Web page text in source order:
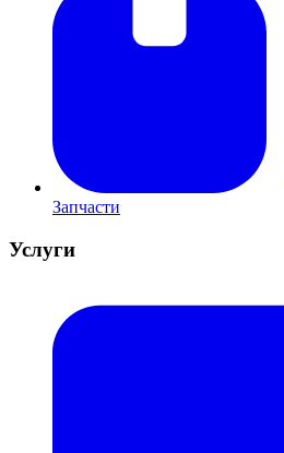
Запчасти
Услуги